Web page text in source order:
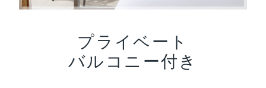
プライベート
バルコニー付き